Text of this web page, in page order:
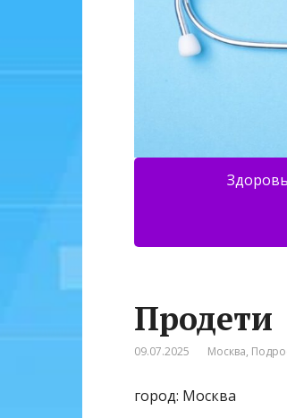
Продети
09.07.2025 Москва,
город: Москва